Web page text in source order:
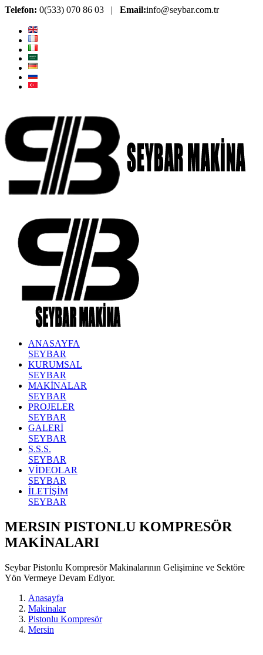
Telefon: 0(533) 070 86 03 | Email:info@seybar.com.tr
ANASAYFA
SEYBAR
KURUMSAL
SEYBAR
MAKİNALAR
SEYBAR
PROJELER
SEYBAR
GALERİ
SEYBAR
S.S.S.
SEYBAR
VİDEOLAR
SEYBAR
İLETİŞİM
SEYBAR
MERSIN PISTONLU KOMPRESÖR
MAKİNALARI
Seybar Pistonlu Kompresör Makinalarının Gelişimine ve Sektöre
Yön Vermeye Devam Ediyor.
Anasayfa
Makinalar
Pistonlu Kompresör
Mersin